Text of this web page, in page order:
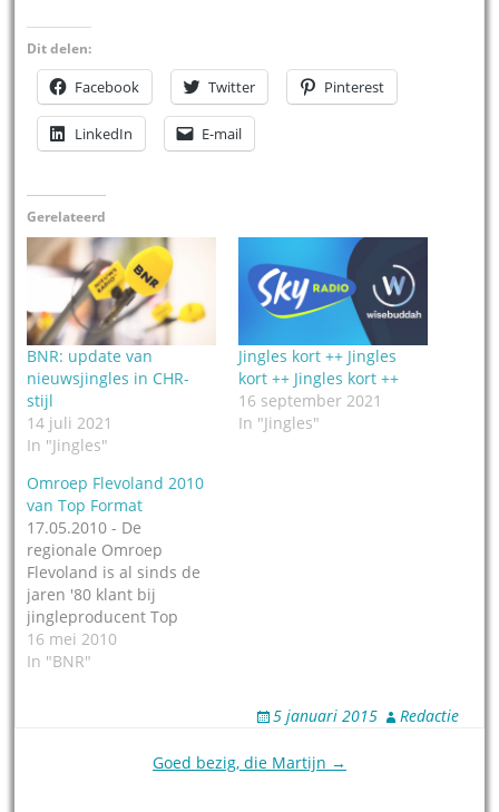
Dit delen:
Facebook Twitter Pinterest
LinkedIn E-mail
Gerelateerd
BNR: update van
nieuwsjingles in CHR-
stijl
14 juli 2021
In "Jingles"
Jingles kort ++ Jingles
kort ++ Jingles kort ++
16 september 2021
In "Jingles"
Omroep Flevoland 2010
van Top Format
17.05.2010 - De
regionale Omroep
Flevoland is al sinds de
jaren '80 klant bij
jingleproducent Top
Format in Haarlem.
Alhoewel er uitstapjes
Het pakket (Omroep
16 mei 2010
In "BNR"
5 januari 2015 Redactie
Goed bezig, die Martijn →